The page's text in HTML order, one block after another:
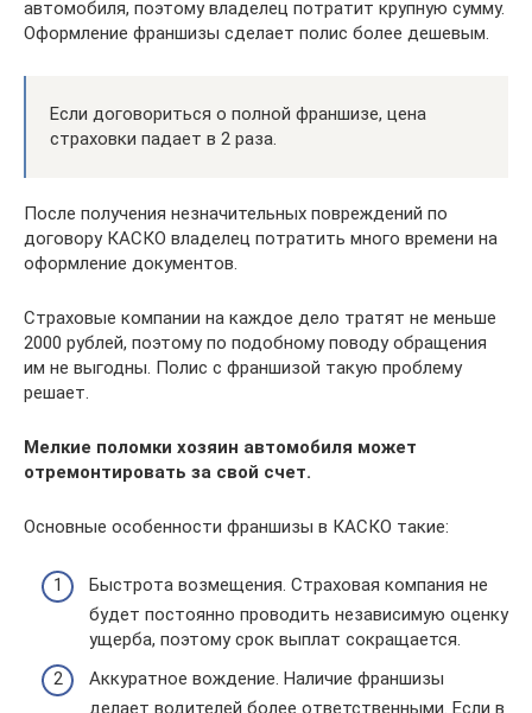
автомобиля, поэтому владелец потратит крупную сумму.
Оформление франшизы сделает полис более дешевым.
Если договориться о полной франшизе, цена
страховки падает в 2 раза.
После получения незначительных повреждений по
договору КАСКО владелец потратить много времени на
оформление документов.
Страховые компании на каждое дело тратят не меньше
2000 рублей, поэтому по подобному поводу обращения
им не выгодны. Полис с франшизой такую проблему
решает.
Мелкие поломки хозяин автомобиля может
отремонтировать за свой счет.
Основные особенности франшизы в КАСКО такие:
Быстрота возмещения. Страховая компания не
будет постоянно проводить независимую оценку
ущерба, поэтому срок выплат сокращается.
Аккуратное вождение. Наличие франшизы
делает водителей более ответственными. Если в